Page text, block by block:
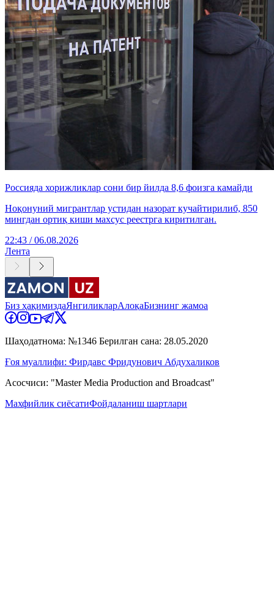
Россияда хорижликлар сони бир йилда 8,6 фоизга камайди
Ноқонуний мигрантлар устидан назорат кучайтирилиб, 850
мингдан ортиқ киши махсус реестрга киритилган.
22:43 / 06.08.2026
Лента
Биз ҳақимиздаЯнгиликларАлоқаБизнинг жамоа
Шаҳодатнома: №1346 Берилган сана: 28.05.2020
Ғоя муаллифи: Фирдавс Фридунович Абдухаликов
Асосчиси: "Master Media Production and Broadcast"
Махфийлик сиёсатиФойдаланиш шартлари